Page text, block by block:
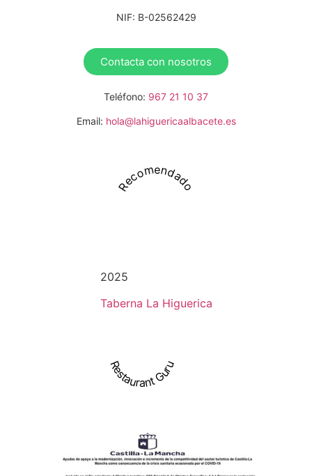
NIF: B-02562429
Contacta con nosotros
Teléfono: 967 21 10 37
Email: hola@lahiguericaalbacete.es
Recomendado
2025
Taberna La Higuerica
Restaurant Guru